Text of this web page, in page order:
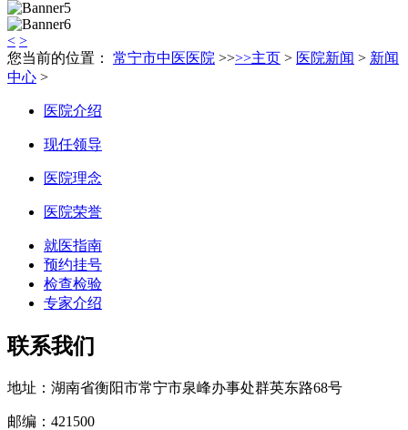
< >
您当前的位置： 常宁市中医医院 >>>>主页 > 医院新闻 > 新闻
中心 >
医院介绍
现任领导
医院理念
医院荣誉
就医指南
预约挂号
检查检验
专家介绍
联系我们
地址：湖南省衡阳市常宁市泉峰办事处群英东路68号
邮编：421500